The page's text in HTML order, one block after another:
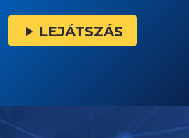
LEJÁTSZÁS